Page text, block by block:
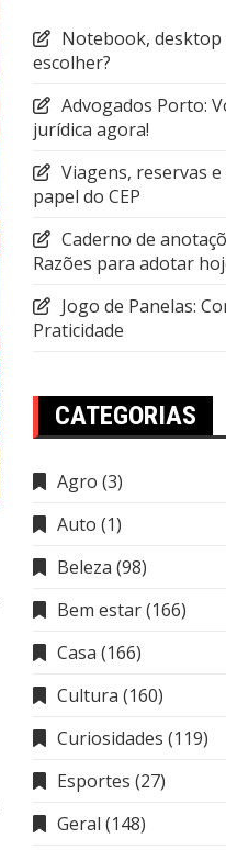
Notebook, desktop
escolher?
Advogados Porto:
jurídica agora!
Viagens, reservas
papel do CEP
Caderno de
Razões para adotar
Jogo de Panelas:
Praticidade
CATEGORIAS
Agro (3)
Auto (1)
Beleza (98)
Bem estar(166)
Casa (166)
Cultura (160)
Curiosidades (119)
Esportes (27)
Geral (148)